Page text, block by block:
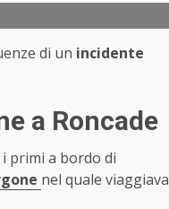
di un incidente
a Roncade
primi a bordo di
nel quale viaggiava